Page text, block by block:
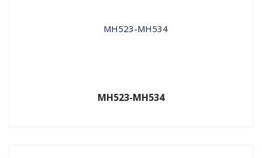
МН523-МН534